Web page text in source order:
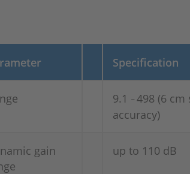
Specification
9.1 –498 (6 cm
accuracy)
gain
up to 110 dB